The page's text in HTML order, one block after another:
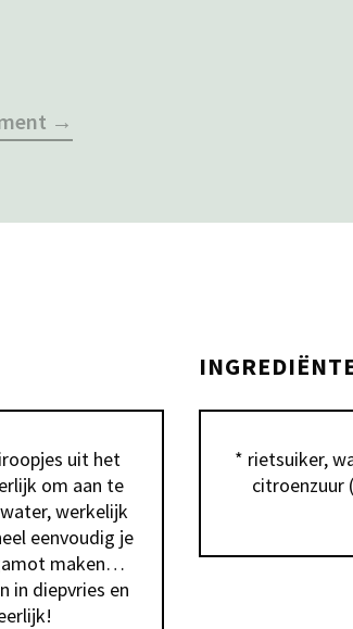
→
uit het
om aan te
werkelijk
eenvoudig je
maken…
in diepvries en
* rietsuiker,
citroenzuur